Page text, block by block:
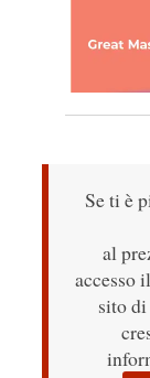
Se ti è
al
accesso
sito